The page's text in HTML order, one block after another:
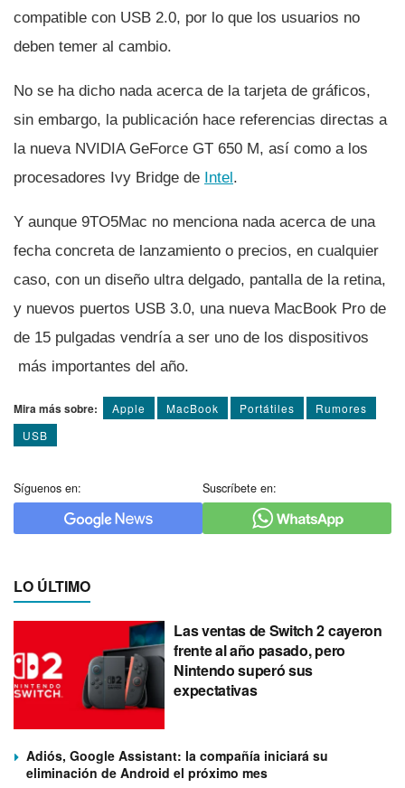
compatible con USB 2.0, por lo que los usuarios no
deben temer al cambio.
No se ha dicho nada acerca de la tarjeta de gráficos,
sin embargo, la publicación hace referencias directas a
la nueva NVIDIA GeForce GT 650 M, así­ como a los
procesadores Ivy Bridge de Intel.
Y aunque 9TO5Mac no menciona nada acerca de una
fecha concreta de lanzamiento o precios, en cualquier
caso, con un diseño ultra delgado, pantalla de la retina,
y nuevos puertos USB 3.0, una nueva MacBook Pro de
de 15 pulgadas vendrí­a a ser uno de los dispositivos
más importantes del año.
Mira más sobre: Apple MacBook Portátiles
Rumores
USB
Síguenos en: Suscríbete en:
LO ÚLTIMO
Las ventas de Switch 2 cayeron
frente al año pasado, pero
Nintendo superó sus
expectativas
Adiós, Google Assistant: la compañía iniciará su
eliminación de Android el próximo mes